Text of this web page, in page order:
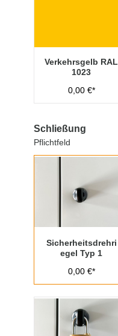
Verkehrsgelb RAL
1023
0,00 €*
Schließung
Pflichtfeld
Sicherheitsdrehri
egel Typ 1
0,00 €*